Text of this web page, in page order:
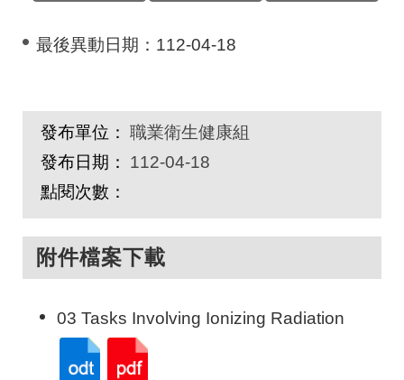
最後異動日期： 112-04-18
發布單位： 職業衛生健康組
發布日期：
112-04-18
點閱次數：
附件檔案下載
03 Tasks Involving Ionizing Radiation